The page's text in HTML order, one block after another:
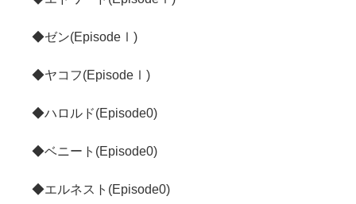
◆ゼン(EpisodeⅠ)
◆ヤコフ(EpisodeⅠ)
◆ハロルド(Episode0)
◆ベニート(Episode0)
◆エルネスト(Episode0)